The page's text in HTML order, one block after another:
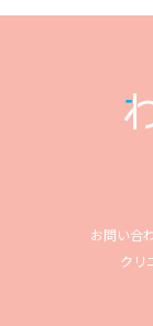
お問い合
クリ